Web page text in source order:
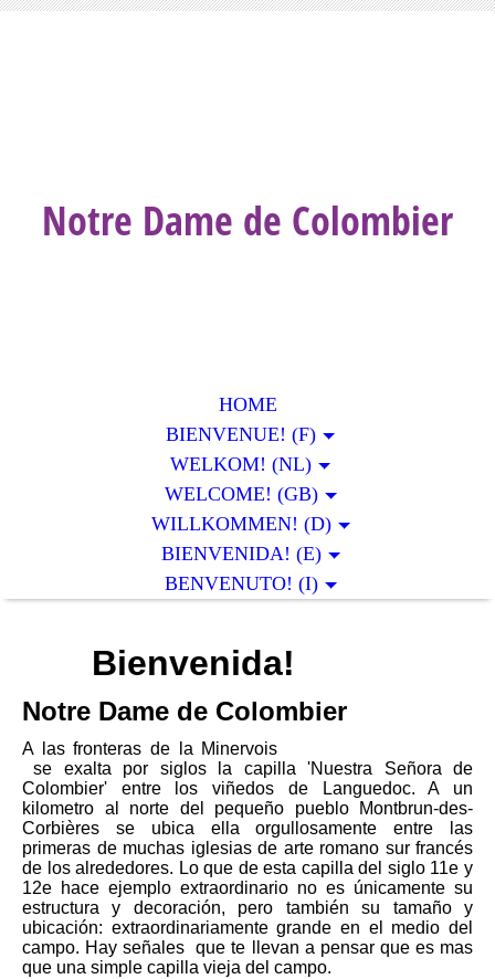
Notre Dame de Colombier
HOME
BIENVENUE! (F)
WELKOM! (NL)
WELCOME! (GB)
WILLKOMMEN! (D)
BIENVENIDA! (E)
BENVENUTO! (I)
Bienvenida!
Notre Dame de Colombier
A las fronteras de la Minervois
se exalta por siglos la capilla 'Nuestra Señora de
Colombier' entre los viñedos de Languedoc. A un
kilometro al norte del pequeño pueblo Montbrun-des-
Corbières se ubica ella orgullosamente entre las
primeras de muchas iglesias de arte romano sur francés
de los alrededores. Lo que de esta capilla del siglo 11e y
12e hace ejemplo extraordinario no es únicamente su
estructura y decoración, pero también su tamaño y
ubicación: extraordinariamente grande en el medio del
campo. Hay señales que te llevan a pensar que es mas
que una simple capilla vieja del campo.